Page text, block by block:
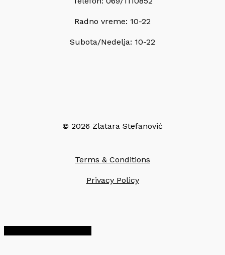
Radno vreme: 10-22
Subota/Nedelja: 10-22
© 2026 Zlatara Stefanović
Terms & Conditions
Privacy Policy